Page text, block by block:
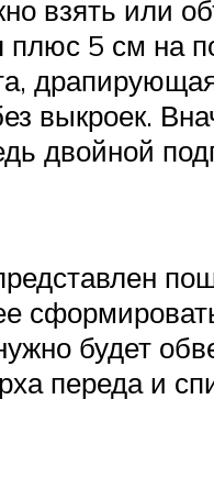
взять или
5 см на
выкроек.
двойной
будет
переда и